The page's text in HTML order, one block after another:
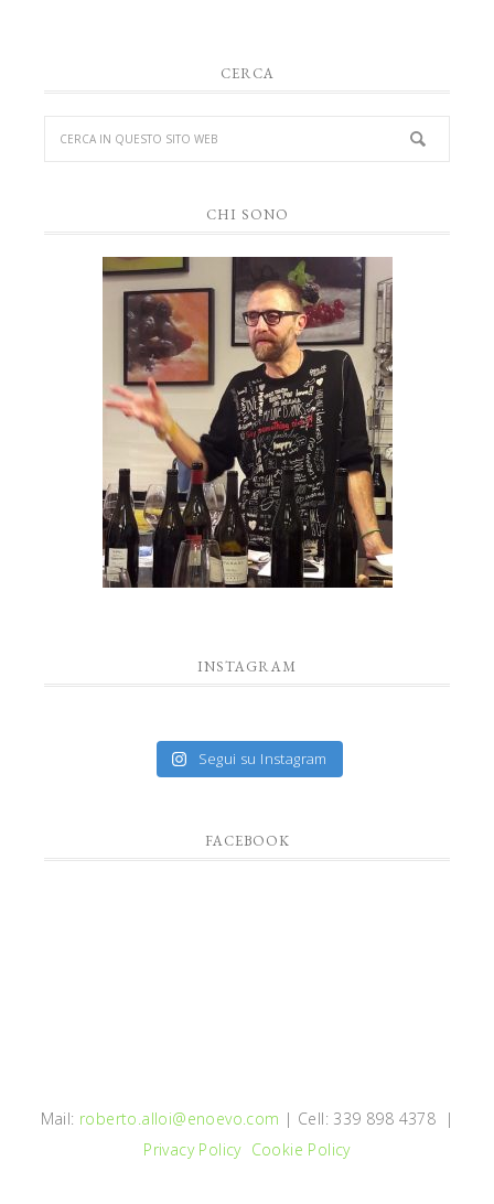
CERCA
CHI SONO
INSTAGRAM
Segui su Instagram
FACEBOOK
Mail: roberto.alloi@enoevo.com | Cell: 339 898 4378 |
Privacy Policy Cookie Policy